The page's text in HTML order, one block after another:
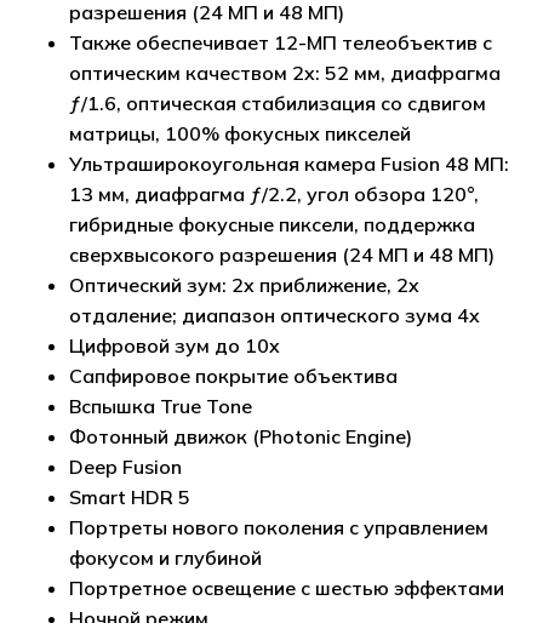
разрешения (24 МП и 48 МП)
Также обеспечивает 12-МП телеобъектив с
оптическим качеством 2x: 52 мм, диафрагма
ƒ/1.6, оптическая стабилизация со сдвигом
матрицы, 100% фокусных пикселей
Ультраширокоугольная камера Fusion 48 МП:
13 мм, диафрагма ƒ/2.2, угол обзора 120°,
гибридные фокусные пиксели, поддержка
сверхвысокого разрешения (24 МП и 48 МП)
Оптический зум: 2x приближение, 2x
отдаление; диапазон оптического зума 4x
Цифровой зум до 10x
Сапфировое покрытие объектива
Вспышка True Tone
Фотонный движок (Photonic Engine)
Deep Fusion
Smart HDR 5
Портреты нового поколения с управлением
фокусом и глубиной
Портретное освещение с шестью эффектами